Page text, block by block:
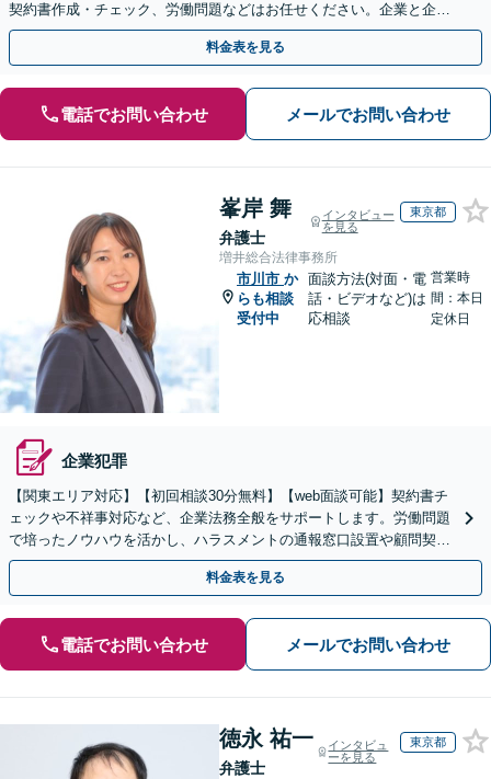
契約書作成・チェック、労働問題などはお任せください。企業と企業
の連携をつなぐ「橋渡し役」として、企業の発展をサポート
料金表を見る
電話でお問い合わせ メールでお問い合わせ
峯岸 舞
弁護士
インタビュー
を見る
東京都
増井総合法律事務所
市川市 か
らも相談
受付中
面談方法(対面・電
話・ビデオなど)は
応相談
営業時
間：本日
定休日
企業犯罪
【関東エリア対応】【初回相談30分無料】【web面談可能】契約書チ
ェックや不祥事対応など、企業法務全般をサポートします。労働問題
で培ったノウハウを活かし、ハラスメントの通報窓口設置や顧問契約
での紛争予防をご提案いたします。単発ご依頼も歓迎。
料金表を見る
電話でお問い合わせ メールでお問い合わせ
徳永 祐一
弁護士
インタビュ
ーを見る
東京都